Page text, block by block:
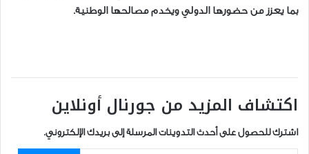
بما يعزز من حضورها الدولي ويخدم مصالحها الوطنية.
اكتشاف المزيد من جورنال أونلاين
اشترك للحصول على أحدث التدوينات المرسلة إلى بريدك الإلكتروني.
كتابة بريدك الإلكتروني...